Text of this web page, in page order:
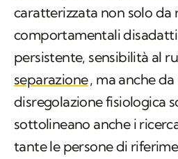
caratterizzata non solo da
comportamentali
persistente, sensibilità al
separazione, ma anche
disregolazione fisiologica
sottolineano anche i
tante le persone di